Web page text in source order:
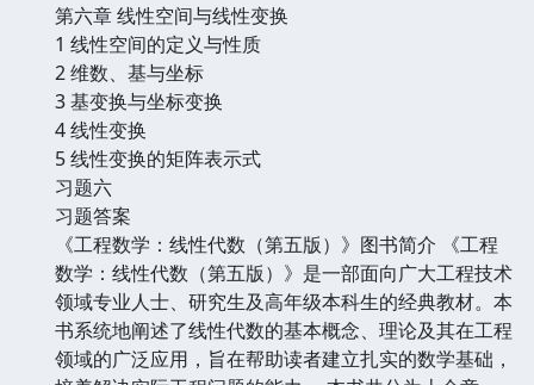
第六章 线性空间与线性变换
1 线性空间的定义与性质
2 维数、基与坐标
3 基变换与坐标变换
4 线性变换
5 线性变换的矩阵表示式
习题六
习题答案
《工程数学：线性代数（第五版）》图书简介 《工程
数学：线性代数（第五版）》是一部面向广大工程技术
领域专业人士、研究生及高年级本科生的经典教材。本
书系统地阐述了线性代数的基本概念、理论及其在工程
领域的广泛应用，旨在帮助读者建立扎实的数学基础，